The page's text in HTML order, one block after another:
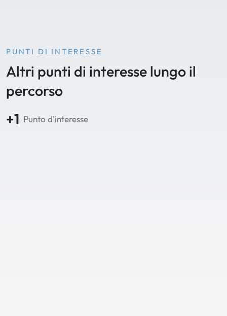
PUNTI DI INTERESSE
Altri punti di interesse lungo il
percorso
+1 Punto d'interesse